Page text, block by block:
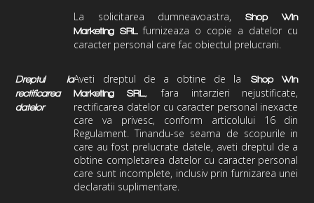
La solicitarea dumneavoastra,
Shop Win
Marketing SRL furnizeaza o copie a datelor cu
caracter personal care fac obiectul prelucrarii.
Dreptul la
rectificarea
datelor
Aveti dreptul de a obtine de la Shop Win
Marketing
SRL,fara intarzieri nejustificate,
rectificarea datelor cu caracter personal inexacte
care va privesc, conform articolului 16 din
Regulament. Tinandu-se seama de scopurile in
care au fost prelucrate datele, aveti dreptul de a
obtine completarea datelor cu caracter personal
care sunt incomplete, inclusiv prin furnizarea unei
declaratii suplimentare.